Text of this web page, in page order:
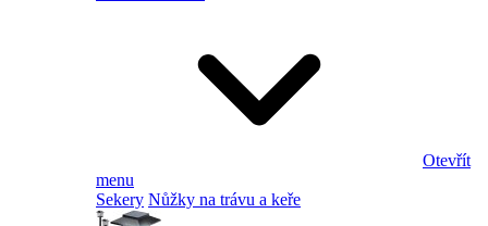
Otevřít
menu
Sekery Nůžky na trávu a keře